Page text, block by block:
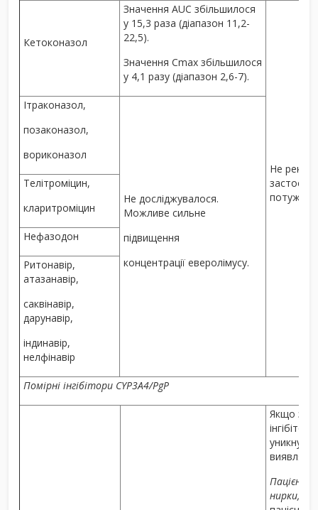
Кетоконазол
Значення AUC збільшилося
у 15,3 раза (діапазон 11,2-
22,5).
Значення Cmax збільшилося
у 4,1 разу (діапазон 2,6-7).
Не
потужних
Ітраконазол,
позаконазол,
вориконазол
Не досліджувалося.
Можливе сильне
підвищення
концентрації еверолімусу.
Телітроміцин,
кларитроміцин
Нефазодон
Ритонавір,
атазанавір,
саквінавір,
дарунавір,
індинавір,
нелфінавір
Помірні інгібітори CYP3A4/PgP
Якщо
уникнути
виявляти
Пацієнти
нирки,